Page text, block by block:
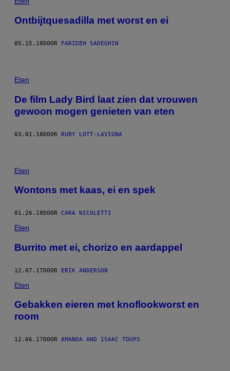
Ontbijtquesadilla met worst en ei
05.15.18 DOOR FARIDEH SADEGHIN
Eten
De film Lady Bird laat zien dat vrouwen
gewoon mogen genieten van eten
03.01.18DOOR RUBY LOTT-LAVIGNA
Eten
Wontons met kaas, ei en spek
01.26.18 DOOR CARA NICOLETTI
Eten
Burrito met ei, chorizo en aardappel
12.07.17DOOR ERIK ANDERSON
Eten
Gebakken eieren met knoflookworst en
room
12.06.17 DOOR AMANDA AND ISAAC TOUPS